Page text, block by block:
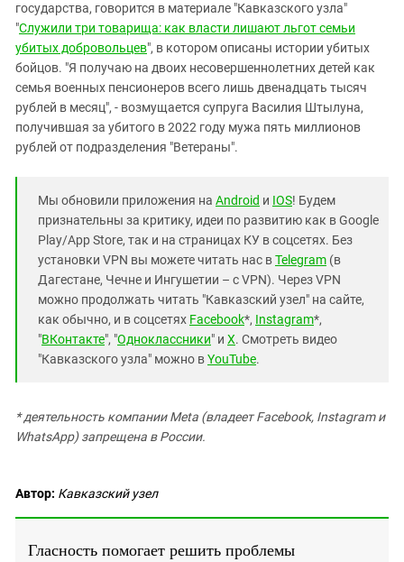
государства, говорится в материале "Кавказского узла"
"Служили три товарища: как власти лишают льгот семьи
убитых добровольцев", в котором описаны истории убитых
бойцов. "Я получаю на двоих несовершеннолетних детей как
семья военных пенсионеров всего лишь двенадцать тысяч
рублей в месяц", - возмущается супруга Василия Штылуна,
получившая за убитого в 2022 году мужа пять миллионов
рублей от подразделения "Ветераны".
Мы обновили приложения на Android и IOS! Будем
признательны за критику, идеи по развитию как в Google
Play/App Store, так и на страницах КУ в соцсетях. Без
установки VPN вы можете читать нас вTelegram (в
Дагестане, Чечне и Ингушетии – с VPN). Через VPN
можно продолжать читать "Кавказский узел" на сайте,
как обычно, и в соцсетях Facebook*, Instagram*,
"ВКонтакте", "Одноклассники" и X. Смотреть видео
"Кавказского узла" можно вYouTube.
* деятельность компании Meta (владеет Facebook, Instagram и
WhatsApp) запрещена в России.
Автор: Кавказский узел
Гласность помогает решить проблемы